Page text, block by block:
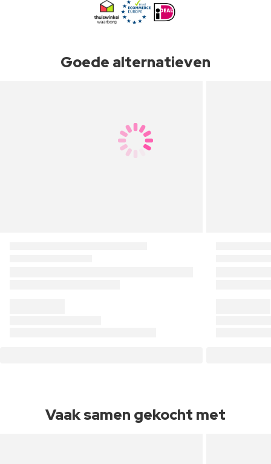
Goede alternatieven
Vaak samen gekocht met